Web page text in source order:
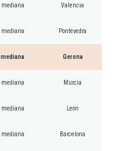
mediana Valencia
mediana Pontevedra
mediana Gerona
mediana Murcia
mediana León
mediana Barcelona